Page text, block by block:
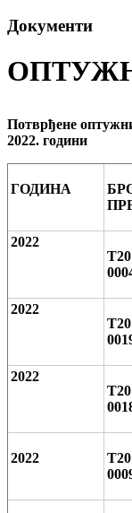
Документи
Потврђене
2022. години
ГОДИНА
2022
2022
2022
2022